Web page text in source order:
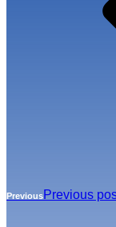
PreviousPrevious